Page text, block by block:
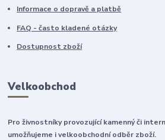
Informace o dopravě a platbě
FAQ - často kladené otázky
Dostupnost zboží
Velkoobchod
Pro živnostníky provozující kamenný či
umožňujeme i velkoobchodní odběr zboží.